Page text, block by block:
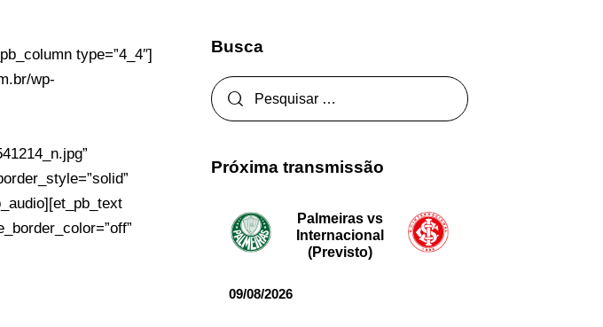
type=”4_4″]
wp-
Busca
Próxima transmissão
Palmeiras vs
Internacional
(Previsto)
09/08/2026